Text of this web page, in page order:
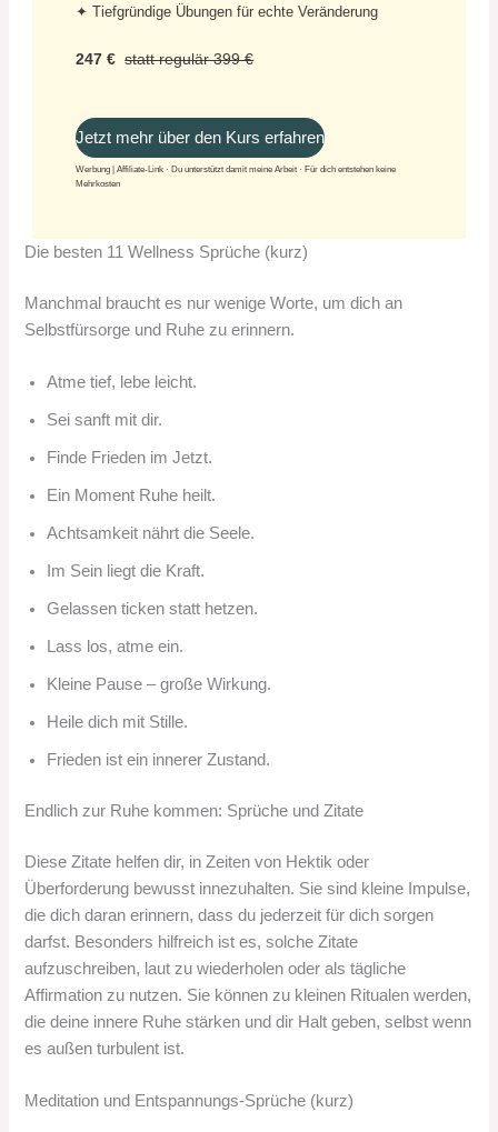
✦ Tiefgründige Übungen für echte Veränderung
247 € statt regulär 399 €
Jetzt mehr über den Kurs erfahren
Werbung | Affiliate-Link · Du unterstützt damit meine Arbeit · Für dich entstehen keine
Mehrkosten
Die besten 11 Wellness Sprüche (kurz)
Manchmal braucht es nur wenige Worte, um dich an
Selbstfürsorge und Ruhe zu erinnern.
Atme tief, lebe leicht.
Sei sanft mit dir.
Finde Frieden im Jetzt.
Ein Moment Ruhe heilt.
Achtsamkeit nährt die Seele.
Im Sein liegt die Kraft.
Gelassen ticken statt hetzen.
Lass los, atme ein.
Kleine Pause – große Wirkung.
Heile dich mit Stille.
Frieden ist ein innerer Zustand.
Endlich zur Ruhe kommen: Sprüche und Zitate
Diese Zitate helfen dir, in Zeiten von Hektik oder
Überforderung bewusst innezuhalten. Sie sind kleine Impulse,
die dich daran erinnern, dass du jederzeit für dich sorgen
darfst. Besonders hilfreich ist es, solche Zitate
aufzuschreiben, laut zu wiederholen oder als tägliche
Affirmation zu nutzen. Sie können zu kleinen Ritualen werden,
die deine innere Ruhe stärken und dir Halt geben, selbst wenn
es außen turbulent ist.
Meditation und Entspannungs-Sprüche (kurz)